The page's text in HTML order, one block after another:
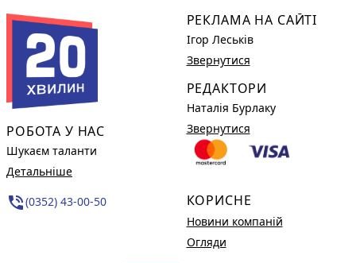
РОБОТА У НАС
Шукаєм таланти
Детальніше
phone_in_talk(0352) 43-00-50
РЕКЛАМА НА САЙТІ
Ігор Леськів
Звернутися
РЕДАКТОРИ
Наталія Бурлаку
Звернутися
КОРИСНЕ
Новини компаній
Огляди